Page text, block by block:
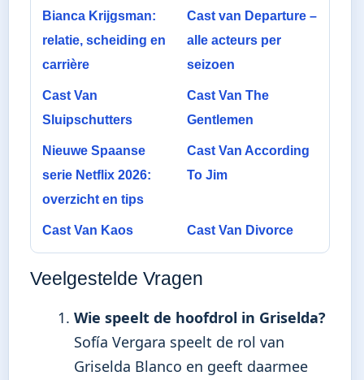
Bianca Krijgsman:
relatie, scheiding en
carrière
Cast van Departure –
alle acteurs per
seizoen
Cast Van
Sluipschutters
Cast Van The
Gentlemen
Nieuwe Spaanse
serie Netflix 2026:
overzicht en tips
Cast Van According
To Jim
Cast Van Kaos Cast Van Divorce
Veelgestelde Vragen
Wie speelt de hoofdrol in Griselda?
Sofía Vergara speelt de rol van
Griselda Blanco en geeft daarmee